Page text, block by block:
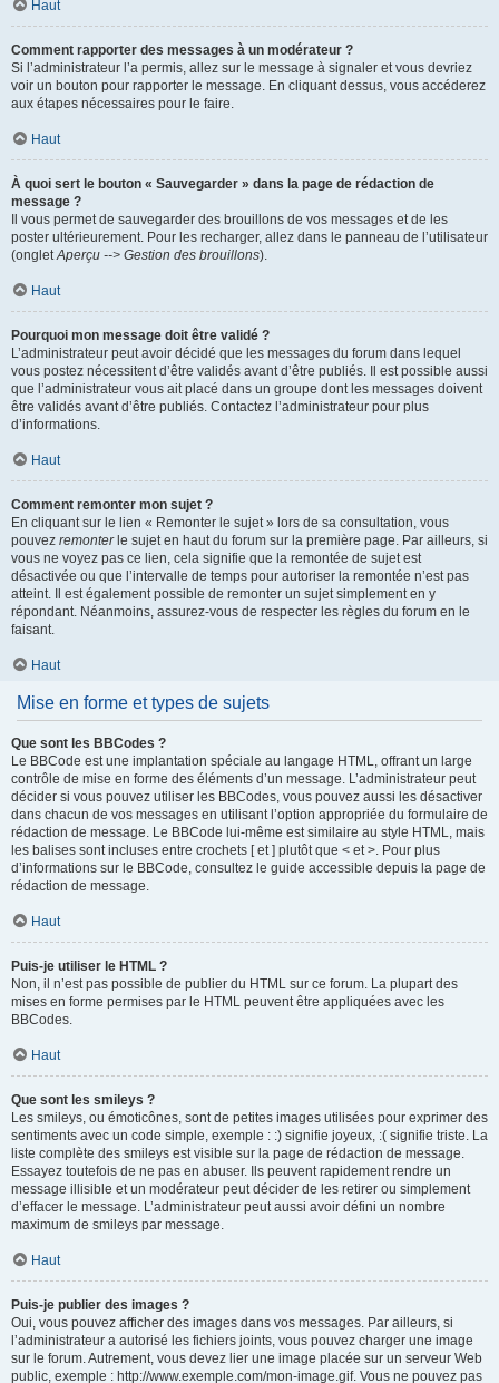
Haut
Comment rapporter des messages à un modérateur ?
Si l’administrateur l’a permis, allez sur le message à signaler et vous devriez
voir un bouton pour rapporter le message. En cliquant dessus, vous accéderez
aux étapes nécessaires pour le faire.
Haut
À quoi sert le bouton « Sauvegarder » dans la page de rédaction de
message ?
Il vous permet de sauvegarder des brouillons de vos messages et de les
poster ultérieurement. Pour les recharger, allez dans le panneau de l’utilisateur
(ongletAperçu --> Gestion des brouillons).
Haut
Pourquoi mon message doit être validé ?
L’administrateur peut avoir décidé que les messages du forum dans lequel
vous postez nécessitent d’être validés avant d’être publiés. Il est possible aussi
que l’administrateur vous ait placé dans un groupe dont les messages doivent
être validés avant d’être publiés. Contactez l’administrateur pour plus
d’informations.
Haut
Comment remonter mon sujet ?
En cliquant sur le lien « Remonter le sujet » lors de sa consultation, vous
pouvez remonterle sujet en haut du forum sur la première page. Par ailleurs, si
vous ne voyez pas ce lien, cela signifie que la remontée de sujet est
désactivée ou que l’intervalle de temps pour autoriser la remontée n’est pas
atteint. Il est également possible de remonter un sujet simplement en y
répondant. Néanmoins, assurez-vous de respecter les règles du forum en le
faisant.
Haut
Mise en forme et types de sujets
Que sont les BBCodes ?
Le BBCode est une implantation spéciale au langage HTML, offrant un large
contrôle de mise en forme des éléments d’un message. L’administrateur peut
décider si vous pouvez utiliser les BBCodes, vous pouvez aussi les désactiver
dans chacun de vos messages en utilisant l’option appropriée du formulaire de
rédaction de message. Le BBCode lui-même est similaire au style HTML, mais
les balises sont incluses entre crochets [ et ] plutôt que < et >. Pour plus
d’informations sur le BBCode, consultez le guide accessible depuis la page de
rédaction de message.
Haut
Puis-je utiliser le HTML ?
Non, il n’est pas possible de publier du HTML sur ce forum. La plupart des
mises en forme permises par le HTML peuvent être appliquées avec les
BBCodes.
Haut
Que sont les smileys ?
Les smileys, ou émoticônes, sont de petites images utilisées pour exprimer des
sentiments avec un code simple, exemple : :) signifie joyeux, :( signifie triste. La
liste complète des smileys est visible sur la page de rédaction de message.
Essayez toutefois de ne pas en abuser. Ils peuvent rapidement rendre un
message illisible et un modérateur peut décider de les retirer ou simplement
d’effacer le message. L’administrateur peut aussi avoir défini un nombre
maximum de smileys par message.
Haut
Puis-je publier des images ?
Oui, vous pouvez afficher des images dans vos messages. Par ailleurs, si
l’administrateur a autorisé les fichiers joints, vous pouvez charger une image
sur le forum. Autrement, vous devez lier une image placée sur un serveur Web
public, exemple : http://www.exemple.com/mon-image.gif. Vous ne pouvez pas